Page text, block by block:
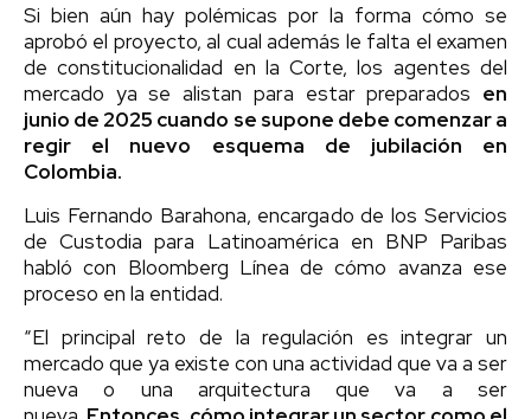
Si bien aún hay polémicas por la forma cómo se
aprobó el proyecto, al cual además le falta el examen
de constitucionalidad en la Corte, los agentes del
mercado ya se alistan para estar preparados en
junio de 2025 cuando se supone debe comenzar a
regir el nuevo esquema de jubilación en
Colombia.
Luis Fernando Barahona, encargado de los Servicios
de Custodia para Latinoamérica en BNP Paribas
habló con Bloomberg Línea de cómo avanza ese
proceso en la entidad.
“El principal reto de la regulación es integrar un
mercado que ya existe con una actividad que va a ser
nueva o una arquitectura que va a ser